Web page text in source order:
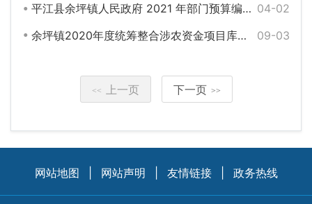
04-02
平江县余坪镇人民政府 2021 年部门预算编报说明
09-03
余坪镇2020年度统筹整合涉农资金项目库预算绩效监控
<< 上一页 下一页 >>
网站地图 网站声明 友情链接 政务热线